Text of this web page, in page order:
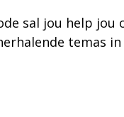
sal jou help jou
temas